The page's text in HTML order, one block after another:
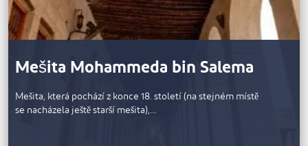
Mešita Mohammeda bin Salema
Mešita, která pochází z konce 18. století (na stejném místě
se nacházela ještě starší mešita),…